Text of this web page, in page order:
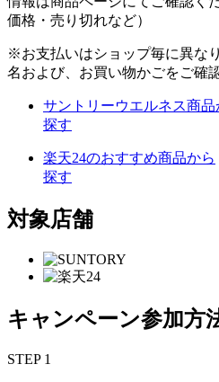
価格・売り切れなど）
※お支払いはショップ毎に異な
名および、お買い物かごをご確
サントリーウエルネス商品
探す
楽天24のおすすめ商品から
探す
対象店舗
キャンペーン参加方
STEP 1